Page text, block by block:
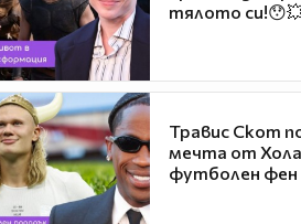
тялото
Травис Скот
мечта от
футболен фен